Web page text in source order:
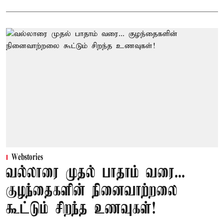
Webstories
வல்லாரை முதல் பாதாம் வரை...
குழந்தைகளின் நினைவாற்றலை
கூட்டும் சிறந்த உணவுகள்!